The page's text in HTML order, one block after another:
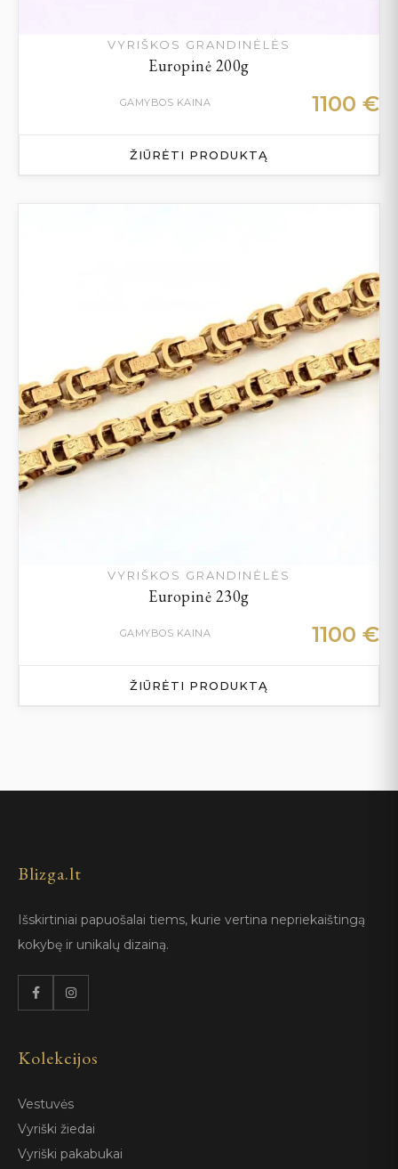
VYRIŠKOS GRANDINĖLĖS
Europinė 200g
GAMYBOS KAINA 1100 €
ŽIŪRĖTI PRODUKTĄ
VYRIŠKOS GRANDINĖLĖS
Europinė 230g
GAMYBOS KAINA 1100 €
ŽIŪRĖTI PRODUKTĄ
Blizga.lt
Išskirtiniai papuošalai tiems, kurie vertina nepriekaištingą
kokybę ir unikalų dizainą.
Kolekcijos
Vestuvės
Vyriški žiedai
Vyriški pakabukai